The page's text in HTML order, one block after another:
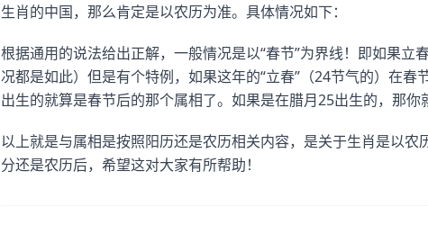
生肖的中国，那么肯定是以农历为准。具体情况如下：
根据通用的说法给出正解，一般情况是以“春节”为界线！即如果
况都是如此）但是有个特例，如果这年的“立春”（24节气的）在
出生的就算是春节后的那个属相了。如果是在腊月25出生的，那你
以上就是与属相是按照阳历还是农历相关内容，是关于生肖是以
分还是农历后，希望这对大家有所帮助！